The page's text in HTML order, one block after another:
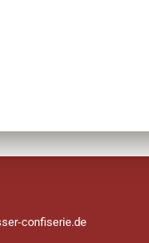
confiserie.de